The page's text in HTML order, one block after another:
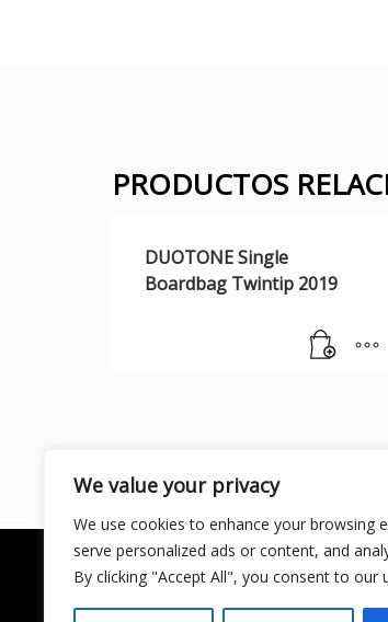
We value your privacy
We use cookies to enhance your browsing
serve personalized ads or content, and
By clicking "Accept All", you consent to our
PRODUCTOS
DUOTONE Single
Boardbag Twintip 2019